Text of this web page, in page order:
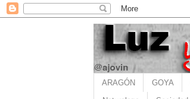
ARAGÓN GOYA